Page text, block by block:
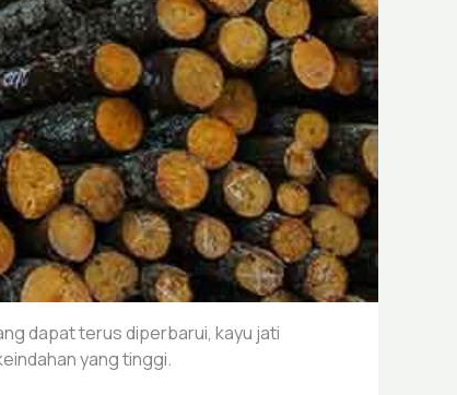
dapat terus diperbarui, kayu jati
yang tinggi.